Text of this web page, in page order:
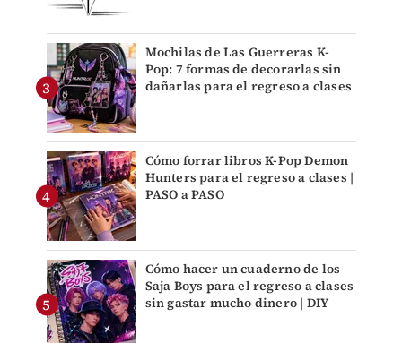
Mochilas de Las Guerreras K-
Pop: 7 formas de decorarlas sin
dañarlas para el regreso a clases
Cómo forrar libros K-Pop Demon
Hunters para el regreso a clases |
PASO a PASO
Cómo hacer un cuaderno de los
Saja Boys para el regreso a clases
sin gastar mucho dinero | DIY